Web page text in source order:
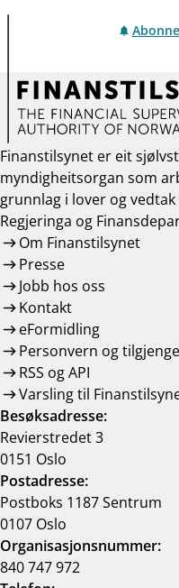
Finanstilsynet er eit
myndigheitsorgan som
grunnlag i lover og
Regjeringa og
Om Finanstilsynet
Presse
Jobb hos oss
Kontakt
eFormidling
Personvern og
RSS og API
Varsling til
Besøksadresse:
Revierstredet 3
0151 Oslo
Postadresse:
Postboks 1187 Sentrum
0107 Oslo
Organisasjonsnummer:
840 747 972